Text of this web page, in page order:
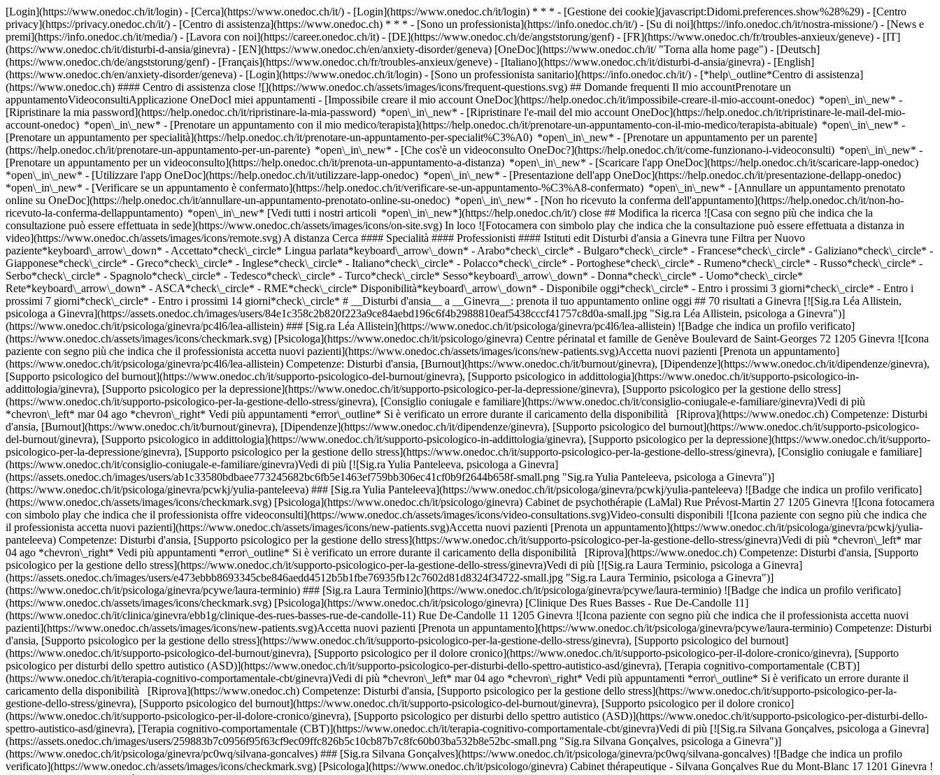
[Login](https://www.onedoc.ch/it/login) - [Cerca](https://www.onedoc.ch/it/) - [Login](https://www.onedoc.ch/it/login) * * * - [Gestione dei cookie](javascript:Didomi.preferences.show%28%29) - [Centro
privacy](https://privacy.onedoc.ch/it/) - [Centro di assistenza](https://www.onedoc.ch) * * * - [Sono un professionista](https://info.onedoc.ch/it/) - [Su di noi](https://info.onedoc.ch/it/nostra-missione/) - [News e
premi](https://info.onedoc.ch/it/media/) - [Lavora con noi](https://career.onedoc.ch/it) - [DE](https://www.onedoc.ch/de/angststorung/genf) - [FR](https://www.onedoc.ch/fr/troubles-anxieux/geneve) - [IT]
(https://www.onedoc.ch/it/disturbi-d-ansia/ginevra) - [EN](https://www.onedoc.ch/en/anxiety-disorder/geneva) [OneDoc](https://www.onedoc.ch/it/ "Torna alla home page") - [Deutsch]
(https://www.onedoc.ch/de/angststorung/genf) - [Français](https://www.onedoc.ch/fr/troubles-anxieux/geneve) - [Italiano](https://www.onedoc.ch/it/disturbi-d-ansia/ginevra) - [English]
(https://www.onedoc.ch/en/anxiety-disorder/geneva) - [Login](https://www.onedoc.ch/it/login) - [Sono un professionista sanitario](https://info.onedoc.ch/it/) - [*help\_outline*Centro di assistenza]
(https://www.onedoc.ch) #### Centro di assistenza close ![](https://www.onedoc.ch/assets/images/icons/frequent-questions.svg) ## Domande frequenti Il mio accountPrenotare un
appuntamentoVideoconsultiApplicazione OneDocI miei appuntamenti - [Impossibile creare il mio account OneDoc](https://help.onedoc.ch/it/impossibile-creare-il-mio-account-onedoc) *open\_in\_new* -
[Ripristinare la mia password](https://help.onedoc.ch/it/ripristinare-la-mia-password) *open\_in\_new* - [Ripristinare l'e-mail del mio account OneDoc](https://help.onedoc.ch/it/ripristinare-le-mail-del-mio-
account-onedoc) *open\_in\_new* - [Prenotare un appuntamento con il mio medico/terapista](https://help.onedoc.ch/it/prenotare-un-appuntamento-con-il-mio-medico/terapista-abituale) *open\_in\_new* -
[Prenotare un appuntamento per specialità](https://help.onedoc.ch/it/prenotare-un-appuntamento-per-specialit%C3%A0) *open\_in\_new* - [Prenotare un appuntamento per un parente]
(https://help.onedoc.ch/it/prenotare-un-appuntamento-per-un-parente) *open\_in\_new* - [Che cos'è un videoconsulto OneDoc?](https://help.onedoc.ch/it/come-funzionano-i-videoconsulti) *open\_in\_new* -
[Prenotare un appuntamento per un videoconsulto](https://help.onedoc.ch/it/prenota-un-appuntamento-a-distanza) *open\_in\_new* - [Scaricare l'app OneDoc](https://help.onedoc.ch/it/scaricare-lapp-onedoc)
*open\_in\_new* - [Utilizzare l'app OneDoc](https://help.onedoc.ch/it/utilizzare-lapp-onedoc) *open\_in\_new* - [Presentazione dell'app OneDoc](https://help.onedoc.ch/it/presentazione-dellapp-onedoc)
*open\_in\_new* - [Verificare se un appuntamento è confermato](https://help.onedoc.ch/it/verificare-se-un-appuntamento-%C3%A8-confermato) *open\_in\_new* - [Annullare un appuntamento prenotato online su OneDoc](https://help.onedoc.ch/it/annullare-un-appuntamento-prenotato-online-su-onedoc) *open\_in\_new* - [Non ho ricevuto la conferma dell'appuntamento](https://help.onedoc.ch/it/non-ho-ricevuto-la-conferma-dellappuntamento) *open\_in\_new* [Vedi tutti i nostri articoli *open\_in\_new*](https://help.onedoc.ch/it/) close ## Modifica la ricerca ![Casa con segno più che indica che la consultazione può essere effettuata in sede](https://www.onedoc.ch/assets/images/icons/on-site.svg) In loco ![Fotocamera con simbolo play che indica che la consultazione può essere effettuata a distanza in video](https://www.onedoc.ch/assets/images/icons/remote.svg) A distanza Cerca #### Specialità #### Professionisti #### Istituti edit Disturbi d'ansia a Ginevra tune Filtra per Nuovo paziente*keyboard\_arrow\_down* - Accettato*check\_circle* Lingua parlata*keyboard\_arrow\_down* - Arabo*check\_circle* - Bulgaro*check\_circle* - Francese*check\_circle* - Galiziano*check\_circle* - Giapponese*check\_circle* - Greco*check\_circle* - Inglese*check\_circle* - Italiano*check\_circle* - Polacco*check\_circle* - Portoghese*check\_circle* - Rumeno*check\_circle* - Russo*check\_circle* - Serbo*check\_circle* - Spagnolo*check\_circle* - Tedesco*check\_circle* - Turco*check\_circle* Sesso*keyboard\_arrow\_down* - Donna*check\_circle* - Uomo*check\_circle* Rete*keyboard\_arrow\_down* - ASCA*check\_circle* - RME*check\_circle* Disponibilità*keyboard\_arrow\_down* - Disponibile oggi*check\_circle* - Entro i prossimi 3 giorni*check\_circle* - Entro i prossimi 7 giorni*check\_circle* - Entro i prossimi 14 giorni*check\_circle* # __Disturbi d'ansia__ a __Ginevra__: prenota il tuo appuntamento online oggi ## 70 risultati a Ginevra [![Sig.ra Léa Allistein, psicologa a Ginevra](https://assets.onedoc.ch/images/users/84e1c358c2b820f223a9ce84aebd196c6f4b2988810eaf5438cccf41757c8d0a-small.jpg "Sig.ra Léa Allistein, psicologa a Ginevra")](https://www.onedoc.ch/it/psicologa/ginevra/pc4l6/lea-allistein) ### [Sig.ra Léa Allistein](https://www.onedoc.ch/it/psicologa/ginevra/pc4l6/lea-allistein) ![Badge che indica un profilo verificato](https://www.onedoc.ch/assets/images/icons/checkmark.svg) [Psicologa](https://www.onedoc.ch/it/psicologo/ginevra) Centre périnatal et famille de Genève Boulevard de Saint-Georges 72 1205 Ginevra ![Icona paziente con segno più che indica che il professionista accetta nuovi pazienti](https://www.onedoc.ch/assets/images/icons/new-patients.svg)Accetta nuovi pazienti [Prenota un appuntamento](https://www.onedoc.ch/it/psicologa/ginevra/pc4l6/lea-allistein) Competenze: Disturbi d'ansia, [Burnout](https://www.onedoc.ch/it/burnout/ginevra), [Dipendenze](https://www.onedoc.ch/it/dipendenze/ginevra), [Supporto psicologico del burnout](https://www.onedoc.ch/it/supporto-psicologico-del-burnout/ginevra), [Supporto psicologico in addittologia](https://www.onedoc.ch/it/supporto-psicologico-in-addittologia/ginevra), [Supporto psicologico per la depressione](https://www.onedoc.ch/it/supporto-psicologico-per-la-depressione/ginevra), [Supporto psicologico per la gestione dello stress](https://www.onedoc.ch/it/supporto-psicologico-per-la-gestione-dello-stress/ginevra), [Consiglio coniugale e familiare](https://www.onedoc.ch/it/consiglio-coniugale-e-familiare/ginevra)Vedi di più *chevron\_left* mar 04 ago *chevron\_right* Vedi più appuntamenti *error\_outline* Si è verificato un errore durante il caricamento della disponibilità [Riprova](https://www.onedoc.ch) Competenze: Disturbi d'ansia, [Burnout](https://www.onedoc.ch/it/burnout/ginevra), [Dipendenze](https://www.onedoc.ch/it/dipendenze/ginevra), [Supporto psicologico del burnout](https://www.onedoc.ch/it/supporto-psicologico-del-burnout/ginevra), [Supporto psicologico in addittologia](https://www.onedoc.ch/it/supporto-psicologico-in-addittologia/ginevra), [Supporto psicologico per la depressione](https://www.onedoc.ch/it/supporto-psicologico-per-la-depressione/ginevra), [Supporto psicologico per la gestione dello stress](https://www.onedoc.ch/it/supporto-psicologico-per-la-gestione-dello-stress/ginevra), [Consiglio coniugale e familiare](https://www.onedoc.ch/it/consiglio-coniugale-e-familiare/ginevra)Vedi di più [![Sig.ra Yulia Panteleeva, psicologa a Ginevra](https://assets.onedoc.ch/images/users/ab1c33580bdbaee773245682bc6fb5e1463ef759bb306ec41cf0b9f2644b658f-small.png "Sig.ra Yulia Panteleeva, psicologa a Ginevra")](https://www.onedoc.ch/it/psicologa/ginevra/pcwkj/yulia-panteleeva) ### [Sig.ra Yulia Panteleeva](https://www.onedoc.ch/it/psicologa/ginevra/pcwkj/yulia-panteleeva) ![Badge che indica un profilo verificato](https://www.onedoc.ch/assets/images/icons/checkmark.svg) [Psicologa](https://www.onedoc.ch/it/psicologo/ginevra) Cabinet de psychothérapie (LaMal) Rue Prévost-Martin 27 1205 Ginevra ![Icona fotocamera con simbolo play che indica che il professionista offre videoconsulti](https://www.onedoc.ch/assets/images/icons/video-consultations.svg)Video-consulti disponibili ![Icona paziente con segno più che indica che il professionista accetta nuovi pazienti](https://www.onedoc.ch/assets/images/icons/new-patients.svg)Accetta nuovi pazienti [Prenota un appuntamento](https://www.onedoc.ch/it/psicologa/ginevra/pcwkj/yulia-panteleeva) Competenze: Disturbi d'ansia, [Supporto psicologico per la gestione dello stress](https://www.onedoc.ch/it/supporto-psicologico-per-la-gestione-dello-stress/ginevra)Vedi di più *chevron\_left* mar 04 ago *chevron\_right* Vedi più appuntamenti *error\_outline* Si è verificato un errore durante il caricamento della disponibilità [Riprova](https://www.onedoc.ch) Competenze: Disturbi d'ansia, [Supporto psicologico per la gestione dello stress](https://www.onedoc.ch/it/supporto-psicologico-per-la-gestione-dello-stress/ginevra)Vedi di più [![Sig.ra Laura Terminio, psicologa a Ginevra](https://assets.onedoc.ch/images/users/e473ebbb8693345cbe846aedd4512b5b1fbe76935fb12c7602d81d8324f34722-small.jpg "Sig.ra Laura Terminio, psicologa a Ginevra")](https://www.onedoc.ch/it/psicologa/ginevra/pcywe/laura-terminio) ### [Sig.ra Laura Terminio](https://www.onedoc.ch/it/psicologa/ginevra/pcywe/laura-terminio) ![Badge che indica un profilo verificato](https://www.onedoc.ch/assets/images/icons/checkmark.svg) [Psicologa](https://www.onedoc.ch/it/psicologo/ginevra) [Clinique Des Rues Basses - Rue De-Candolle 11](https://www.onedoc.ch/it/clinica/ginevra/ebb1g/clinique-des-rues-basses-rue-de-candolle-11) Rue De-Candolle 11 1205 Ginevra ![Icona paziente con segno più che indica che il professionista accetta nuovi pazienti](https://www.onedoc.ch/assets/images/icons/new-patients.svg)Accetta nuovi pazienti [Prenota un appuntamento](https://www.onedoc.ch/it/psicologa/ginevra/pcywe/laura-terminio) Competenze: Disturbi d'ansia, [Supporto psicologico per la gestione dello stress](https://www.onedoc.ch/it/supporto-psicologico-per-la-gestione-dello-stress/ginevra), [Supporto psicologico del burnout](https://www.onedoc.ch/it/supporto-psicologico-del-burnout/ginevra), [Supporto psicologico per il dolore cronico](https://www.onedoc.ch/it/supporto-psicologico-per-il-dolore-cronico/ginevra), [Supporto psicologico per disturbi dello spettro autistico (ASD)](https://www.onedoc.ch/it/supporto-psicologico-per-disturbi-dello-spettro-autistico-asd/ginevra), [Terapia cognitivo-comportamentale (CBT)](https://www.onedoc.ch/it/terapia-cognitivo-comportamentale-cbt/ginevra)Vedi di più *chevron\_left* mar 04 ago *chevron\_right* Vedi più appuntamenti *error\_outline* Si è verificato un errore durante il caricamento della disponibilità [Riprova](https://www.onedoc.ch) Competenze: Disturbi d'ansia, [Supporto psicologico per la gestione dello stress](https://www.onedoc.ch/it/supporto-psicologico-per-la-gestione-dello-stress/ginevra), [Supporto psicologico del burnout](https://www.onedoc.ch/it/supporto-psicologico-del-burnout/ginevra), [Supporto psicologico per il dolore cronico](https://www.onedoc.ch/it/supporto-psicologico-per-il-dolore-cronico/ginevra), [Supporto psicologico per disturbi dello spettro autistico (ASD)](https://www.onedoc.ch/it/supporto-psicologico-per-disturbi-dello-spettro-autistico-asd/ginevra), [Terapia cognitivo-comportamentale (CBT)](https://www.onedoc.ch/it/terapia-cognitivo-comportamentale-cbt/ginevra)Vedi di più [![Sig.ra Silvana Gonçalves, psicologa a Ginevra](https://assets.onedoc.ch/images/users/259883b7c0956f95f63cf9ec09ffc826b5c10cb87b7c8fc60b03ba532b8e52bc-small.png "Sig.ra Silvana Gonçalves, psicologa a Ginevra")](https://www.onedoc.ch/it/psicologa/ginevra/pc0wq/silvana-goncalves) ### [Sig.ra Silvana Gonçalves](https://www.onedoc.ch/it/psicologa/ginevra/pc0wq/silvana-goncalves) ![Badge che indica un profilo verificato](https://www.onedoc.ch/assets/images/icons/checkmark.svg) [Psicologa](https://www.onedoc.ch/it/psicologo/ginevra) Cabinet thérapeutique - Silvana Gonçalves Rue du Mont-Blanc 17 1201 Ginevra ![Icona paziente con segno più che indica che il professionista accetta nuovi pazienti](https://www.onedoc.ch/assets/images/icons/new-patients.svg)Accetta nuovi pazienti [Prenota un appuntamento](https://www.onedoc.ch/it/psicologa/ginevra/pc0wq/silvana-goncalves) Competenze: Disturbi d'ansia, [Supporto psicologico per la gestione dello stress](https://www.onedoc.ch/it/supporto-psicologico-per-la-gestione-dello-stress/ginevra), [Supporto psicologico del burnout](https://www.onedoc.ch/it/supporto-psicologico-del-burnout/ginevra), [Supporto psicologico per la depressione](https://www.onedoc.ch/it/supporto-psicologico-per-la-depressione/ginevra), [Supporto psicologico per disturbi dello spettro autistico (ASD)](https://www.onedoc.ch/it/supporto-psicologico-per-disturbi-dello-spettro-autistico-asd/ginevra)